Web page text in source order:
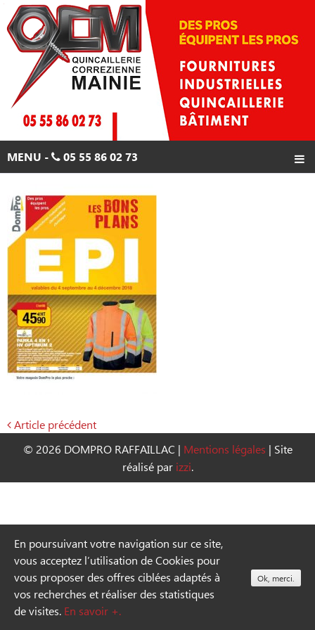
Skip
to
content
MENU - 05 55 86 02 73
PRODUITS
PROMOTIONS
05 55 86 02 73
Navigation
Article précédent
© 2026 DOMPRO RAFFAILLAC | Mentions légales | Site
réalisé par izzi.
En poursuivant votre navigation sur ce site,
vous acceptez l’utilisation de Cookies pour
vous proposer des offres ciblées adaptés à
vos recherches et réaliser des statistiques
de visites. En savoir +.
Ok, merci.